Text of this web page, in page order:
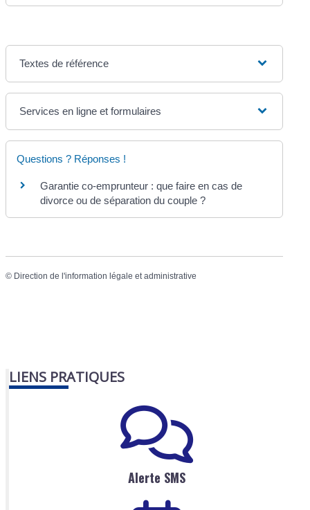
Textes de référence
Services en ligne et formulaires
Questions ? Réponses !
Garantie co-emprunteur : que faire en cas de
divorce ou de séparation du couple ?
© Direction de l'information légale et administrative
LIENS PRATIQUES
Alerte SMS